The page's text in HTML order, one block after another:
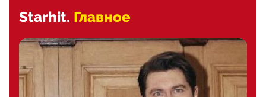
Starhit. Главное